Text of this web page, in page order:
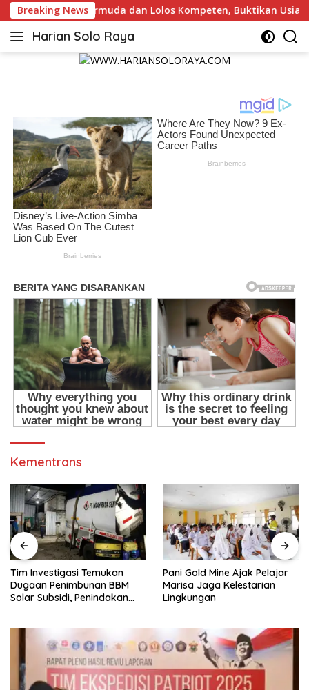
Langsung
ke
konten
Breaking NewsBuktikan Usia Bukan Penghalang Tim
Harian Solo Raya
Berani,
Kementrans
Tim Investigasi Temukan
Dugaan Penimbunan BBM
Solar Subsidi, Penindakan
Pani Gold Mine Ajak Pelajar
Marisa Jaga Kelestarian
Lingkungan